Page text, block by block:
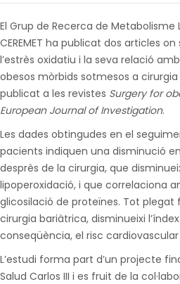
El Grup de Recerca de
CEREMET ha publicat dos articles
l’estrès oxidatiu i la seva relació
obesos mòrbids sotmesos a cirurgia
publicat a les revistes Surgery for
European Journal of Investigation.
Les dades obtingudes en el
pacients indiquen una disminució
desprès de la cirurgia, que
lipoperoxidació, i que correlaciona
glicosilació de proteïnes. Tot plegat
cirurgia bariàtrica, disminueixi
conseqüència, el risc
L’estudi forma part d’un projecte
Salud Carlos III i es fruit de la